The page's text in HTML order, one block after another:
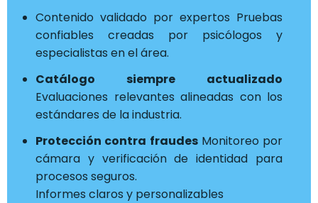
Contenido validado por expertos Pruebas
confiables creadas por psicólogos y
especialistas en el área.
Catálogo siempre actualizado
Evaluaciones relevantes alineadas con los
estándares de la industria.
Protección contra fraudesMonitoreo por
cámara y verificación de identidad para
procesos seguros.
Informes claros y personalizables